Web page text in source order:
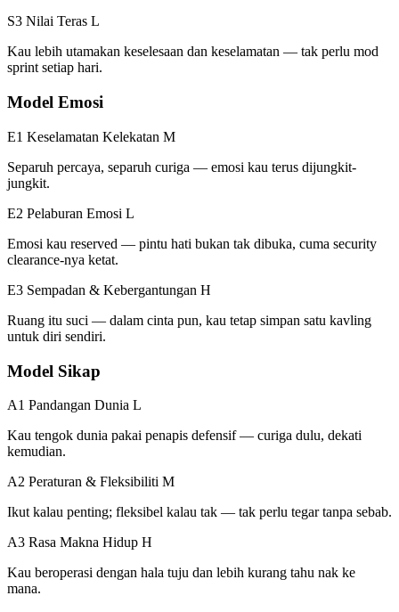
S3 Nilai Teras L
Kau lebih utamakan keselesaan dan keselamatan — tak perlu mod
sprint setiap hari.
Model Emosi
E1 Keselamatan Kelekatan M
Separuh percaya, separuh curiga — emosi kau terus dijungkit-
jungkit.
E2 Pelaburan Emosi L
Emosi kau reserved — pintu hati bukan tak dibuka, cuma security
clearance-nya ketat.
E3 Sempadan & Kebergantungan H
Ruang itu suci — dalam cinta pun, kau tetap simpan satu kavling
untuk diri sendiri.
Model Sikap
A1 Pandangan Dunia L
Kau tengok dunia pakai penapis defensif — curiga dulu, dekati
kemudian.
A2 Peraturan & Fleksibiliti M
Ikut kalau penting; fleksibel kalau tak — tak perlu tegar tanpa sebab.
A3 Rasa Makna Hidup H
Kau beroperasi dengan hala tuju dan lebih kurang tahu nak ke
mana.